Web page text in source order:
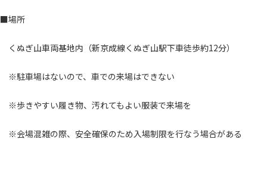
■場所
くぬぎ山車両基地内（新京成線くぬぎ山駅下車徒歩約12分）
※駐車場はないので、車での来場はできない
※歩きやすい履き物、汚れてもよい服装で来場を
※会場混雑の際、安全確保のため入場制限を行なう場合がある